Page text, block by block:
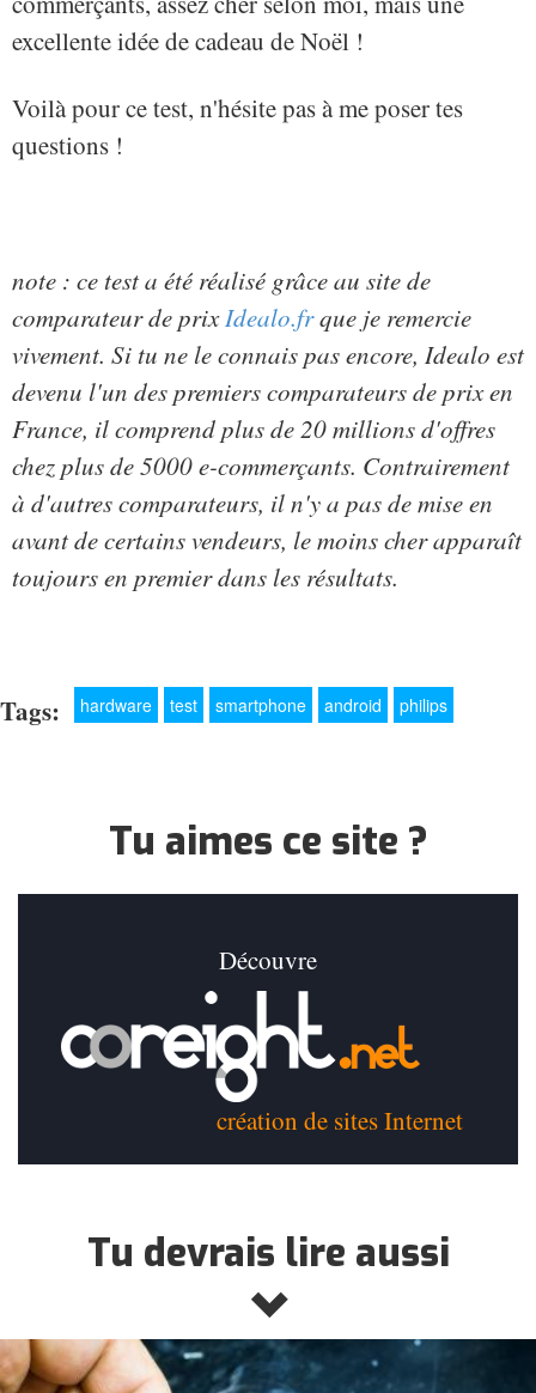
excellente idée de cadeau de Noël !
Voilà pour ce test, n'hésite pas à me poser tes
questions !
note : ce test a été réalisé grâce au site de
comparateur de prixIdealo.frque je remercie
vivement. Si tu ne le connais pas encore, Idealo est
devenu l'un des premiers comparateurs de prix en
France, il comprend plus de 20 millions d'offres
chez plus de 5000 e-commerçants. Contrairement
à d'autres comparateurs, il n'y a pas de mise en
avant de certains vendeurs, le moins cher apparaît
toujours en premier dans les résultats.
Tags: hardware test smartphone android philips
Tu aimes ce site ?
Découvre
création de sites Internet
Tu devrais lire aussi